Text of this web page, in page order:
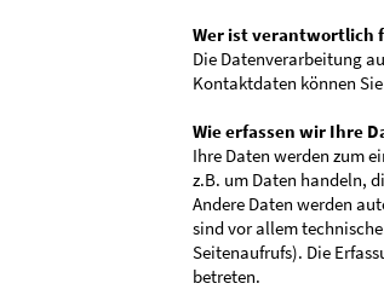
Wer ist verantwortlich
Die Datenverarbeitung
Kontaktdaten können
Wie erfassen wir Ihre
Ihre Daten werden zum
z.B. um Daten handeln,
Andere Daten werden
sind vor allem
Seitenaufrufs). Die
betreten.